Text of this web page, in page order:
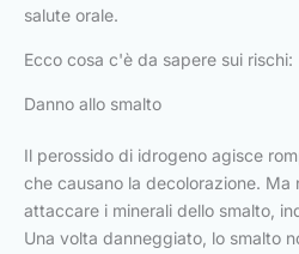
salute orale.
Ecco cosa c'è da sapere sui rischi:
Danno allo smalto
Il perossido di idrogeno agisce
che causano la decolorazione. Ma
attaccare i minerali dello smalto,
Una volta danneggiato, lo smalto